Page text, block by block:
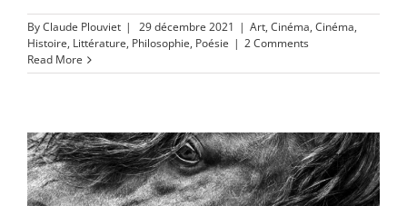
ByClaude Plouviet | 29 décembre 2021 | Art, Cinéma, Cinéma,
Histoire, Littérature, Philosophie, Poésie | 2 Comments
Read More